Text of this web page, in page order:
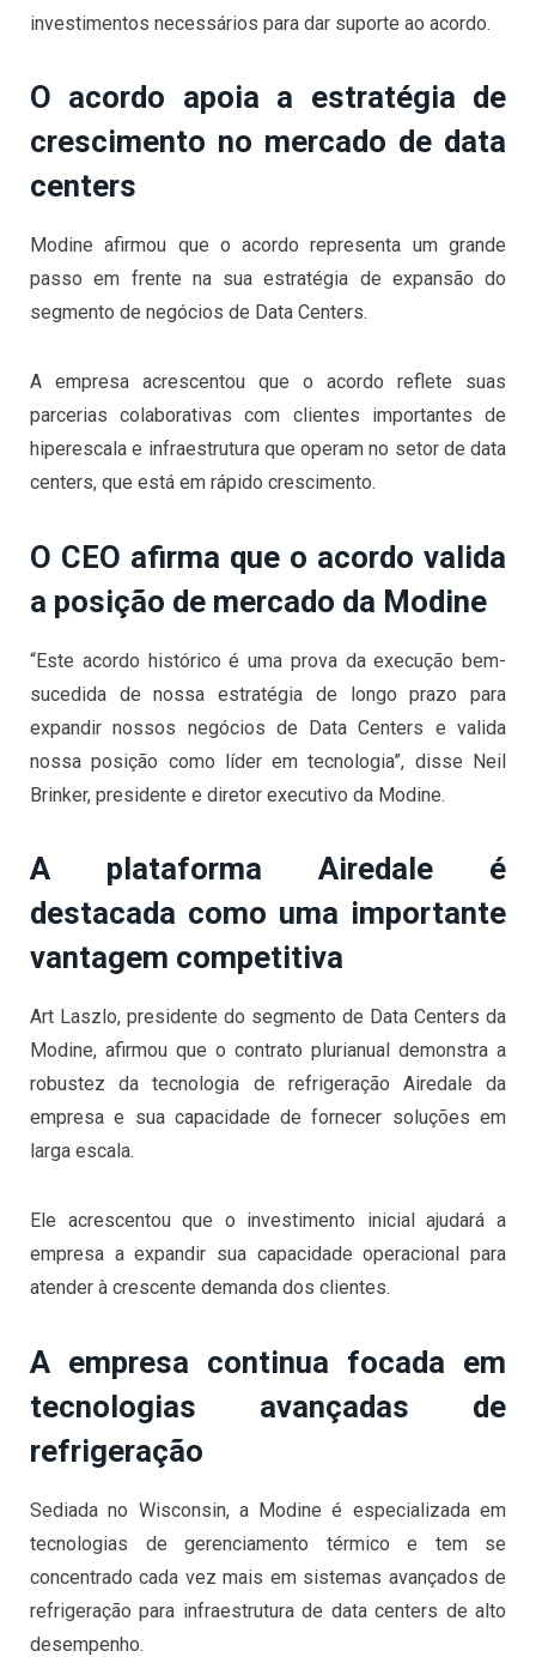
investimentos necessários para dar suporte ao acordo.
O acordo apoia a estratégia de
crescimento no mercado de data
centers
Modine afirmou que o acordo representa um grande
passo em frente na sua estratégia de expansão do
segmento de negócios de Data Centers.
A empresa acrescentou que o acordo reflete suas
parcerias colaborativas com clientes importantes de
hiperescala e infraestrutura que operam no setor de data
centers, que está em rápido crescimento.
O CEO afirma que o acordo valida
a posição de mercado da Modine
“Este acordo histórico é uma prova da execução bem-
sucedida de nossa estratégia de longo prazo para
expandir nossos negócios de Data Centers e valida
nossa posição como líder em tecnologia”, disse Neil
Brinker, presidente e diretor executivo da Modine.
A plataforma Airedale é
destacada como uma importante
vantagem competitiva
Art Laszlo, presidente do segmento de Data Centers da
Modine, afirmou que o contrato plurianual demonstra a
robustez da tecnologia de refrigeração Airedale da
empresa e sua capacidade de fornecer soluções em
larga escala.
Ele acrescentou que o investimento inicial ajudará a
empresa a expandir sua capacidade operacional para
atender à crescente demanda dos clientes.
A empresa continua focada em
tecnologias avançadas de
refrigeração
Sediada no Wisconsin, a Modine é especializada em
tecnologias de gerenciamento térmico e tem se
concentrado cada vez mais em sistemas avançados de
refrigeração para infraestrutura de data centers de alto
desempenho.